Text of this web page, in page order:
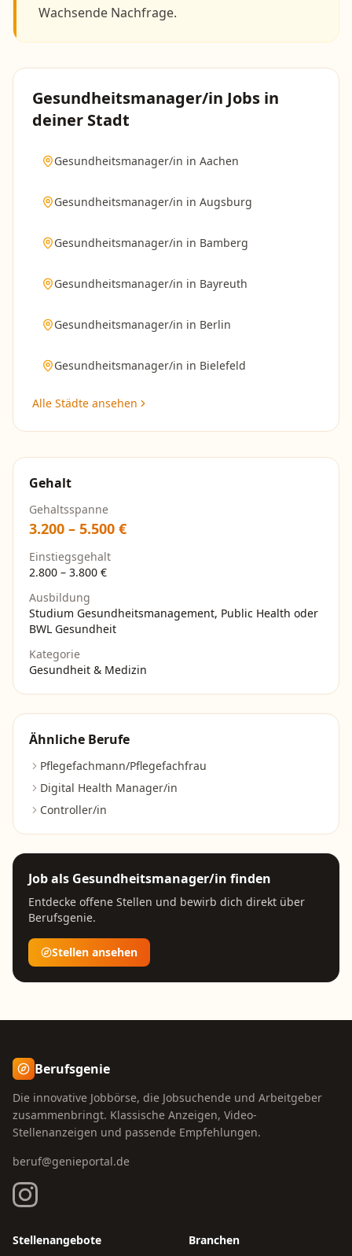
Wachsende Nachfrage.
Gesundheitsmanager/in Jobs in
deiner Stadt
Gesundheitsmanager/in in Aachen
Gesundheitsmanager/in in Augsburg
Gesundheitsmanager/in in Bamberg
Gesundheitsmanager/in in Bayreuth
Gesundheitsmanager/in in Berlin
Gesundheitsmanager/in in Bielefeld
Alle Städte ansehen
Gehalt
Gehaltsspanne
3.200 – 5.500 €
Einstiegsgehalt
2.800 – 3.800 €
Ausbildung
Studium Gesundheitsmanagement, Public Health oder
BWL Gesundheit
Kategorie
Gesundheit & Medizin
Ähnliche Berufe
Pflegefachmann/Pflegefachfrau
Digital Health Manager/in
Controller/in
Job als Gesundheitsmanager/in finden
Entdecke offene Stellen und bewirb dich direkt über
Berufsgenie.
Stellen ansehen
Berufsgenie
Die innovative Jobbörse, die Jobsuchende und Arbeitgeber
zusammenbringt. Klassische Anzeigen, Video-
Stellenanzeigen und passende Empfehlungen.
beruf@genieportal.de
Stellenangebote
Branchen